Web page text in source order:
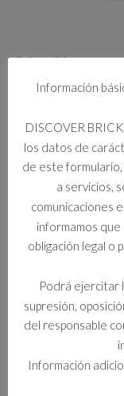
3 disponibles
DARTH
VADER
cantidadInformación
Formato
Productos
Información
DISCOVER
los datos de
de este
a servicios,
comunicaciones
informamos
obligación legal o
Podrá ejercitar
supresión,
del responsable
Información